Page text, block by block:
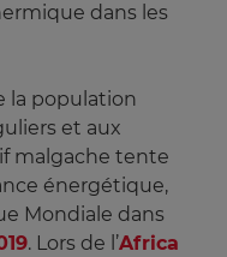
dans les
la population
et aux
malgache tente
énergétique,
Mondiale dans
. Lors de l’Africa